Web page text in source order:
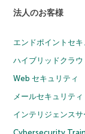
法人のお客様
エンドポイントセキ
ハイブリッドクラ
Web セキュリティ
メールセキュリティ
インテリジェンスサ